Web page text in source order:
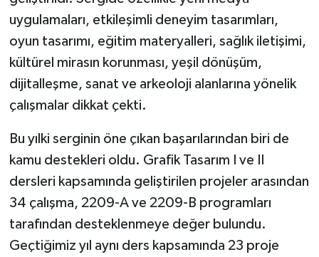
uygulamaları, etkileşimli deneyim tasarımları,
oyun tasarımı, eğitim materyalleri, sağlık iletişimi,
kültürel mirasın korunması, yeşil dönüşüm,
dijitalleşme, sanat ve arkeoloji alanlarına yönelik
çalışmalar dikkat çekti.
Bu yılki serginin öne çıkan başarılarından biri de
kamu destekleri oldu. Grafik Tasarım I ve II
dersleri kapsamında geliştirilen projeler arasından
34 çalışma, 2209-A ve 2209-B programları
tarafından desteklenmeye değer bulundu.
Geçtiğimiz yıl aynı ders kapsamında 23 proje